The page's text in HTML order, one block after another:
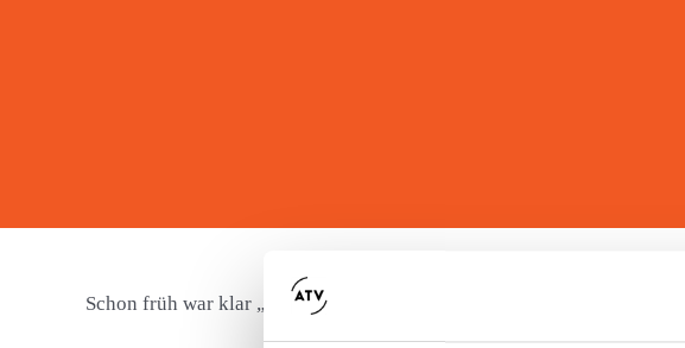
Schon früh war klar „ich möchte mit Menschen arbeiten“ und sie